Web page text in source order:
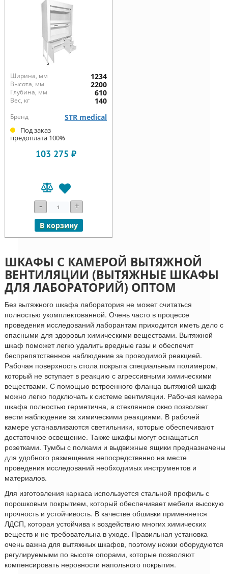
Ширина, мм 1234
Высота, мм 2200
Глубина, мм 610
Вес, кг 140
Бренд STR medical
Под заказ
предоплата 100%
103 275 ₽
- +
В корзину
ШКАФЫ С КАМЕРОЙ ВЫТЯЖНОЙ
ВЕНТИЛЯЦИИ (ВЫТЯЖНЫЕ ШКАФЫ
ДЛЯ ЛАБОРАТОРИЙ) ОПТОМ
Без вытяжного шкафа лаборатория не может считаться
полностью укомплектованной. Очень часто в процессе
проведения исследований лаборантам приходится иметь дело с
опасными для здоровья химическими веществами. Вытяжной
шкаф поможет легко удалить вредные газы и обеспечит
беспрепятственное наблюдение за проводимой реакцией.
Рабочая поверхность стола покрыта специальным полимером,
который не вступает в реакцию с агрессивными химическими
веществами. С помощью встроенного фланца вытяжной шкаф
можно легко подключать к системе вентиляции. Рабочая камера
шкафа полностью герметична, а стеклянное окно позволяет
вести наблюдение за химическими реакциями. В рабочей
камере устанавливаются светильники, которые обеспечивают
достаточное освещение. Также шкафы могут оснащаться
розетками. Тумбы с полками и выдвижные ящики предназначены
для удобного размещения непосредственно на месте
проведения исследований необходимых инструментов и
материалов.
Для изготовления каркаса используется стальной профиль с
порошковым покрытием, который обеспечивает мебели высокую
прочность и устойчивость. В качестве обшивки применяется
ЛДСП, которая устойчива к воздействию многих химических
веществ и не требовательна в уходе. Правильная установка
очень важна для вытяжных шкафов, поэтому ножки оборудуются
регулируемыми по высоте опорами, которые позволяют
компенсировать неровности напольного покрытия.